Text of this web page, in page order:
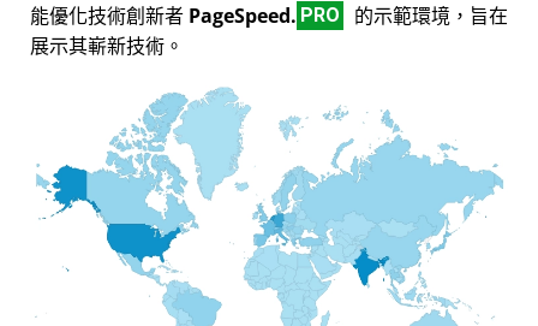
能優化技術創新者 PageSpeed. PRO
的示範環境，旨在
展示其嶄新技術。